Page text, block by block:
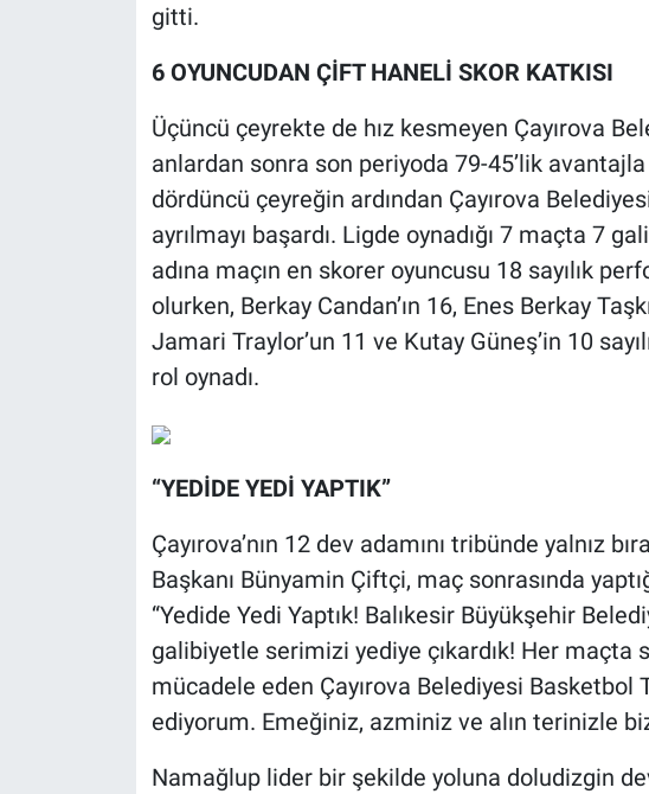
gitti.
6 OYUNCUDAN ÇİFT HANELİ SKOR KATKISI
Üçüncü çeyrekte de hız kesmeyen Çayırova
anlardan sonra son periyoda 79-45’lik
dördüncü çeyreğin ardından Çayırova
ayrılmayı başardı. Ligde oynadığı 7 maçta 7
adına maçın en skorer oyuncusu 18 sayılık
olurken, Berkay Candan’ın 16, Enes Berkay
Jamari Traylor’un 11 ve Kutay Güneş’in 10
rol oynadı.
“YEDİDE YEDİ YAPTIK”
Çayırova’nın 12 dev adamını tribünde yalnız
Başkanı Bünyamin Çiftçi, maç sonrasında
“Yedide Yedi Yaptık! Balıkesir Büyükşehir
galibiyetle serimizi yediye çıkardık! Her maçta
mücadele eden Çayırova Belediyesi Basketbol
ediyorum. Emeğiniz, azminiz ve alın terinizle
Namağlup lider bir şekilde yoluna doludizgin